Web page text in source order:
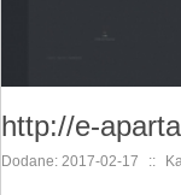
http://e-
Dodane: 2017-02-17 ::